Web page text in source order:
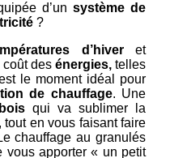
d’un système de
?
d’hiveret
des énergies, telles
le moment idéal pour
de chauffage. Une
qui va sublimer la
tout en vous faisant faire
chauffage au granulés
vous apporter « un petit